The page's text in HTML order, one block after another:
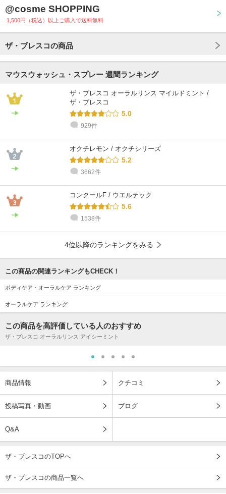
@cosme SHOPPING
1,500円（税込）以上ご購入で送料無料
ザ・ブレスコの商品
マウスウォッシュ・スプレー 週間ランキング
ザ・ブレスコ オーラルリンス マイルドミント /
ザ・ブレスコ
5.0
929件
オクチレモン / オクチシリーズ
5.2
3662件
コンクールF / ウエルテック
5.6
1538件
4位以降のランキングをみる
この商品の関連ランキングもCHECK！
ボディケア・オーラルケア ランキング
オーラルケア ランキング
この商品を高評価している人のおすすめ
ザ・ブレスコ オーラルリンス アイシーミント
商品情報 クチコミ
投稿写真・動画 ブログ
Q&A
ザ・ブレスコのTOPへ
ザ・ブレスコの商品一覧へ